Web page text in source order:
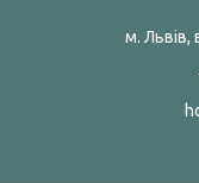
м. Львів,